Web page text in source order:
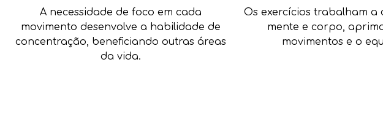
A necessidade de foco em cada
movimento desenvolve a habilidade de
concentração, beneficiando outras áreas
da vida.
Os exercícios trabalham a
mente e corpo,
movimentos e o